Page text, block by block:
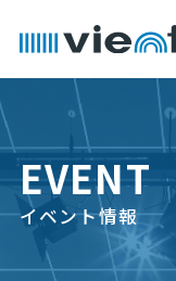
EVENT
イベント情報